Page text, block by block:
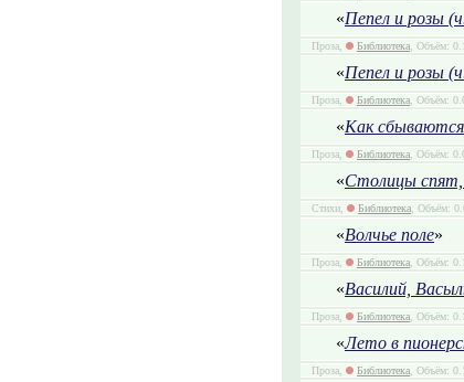
«Пепел и розы
Проза, Библиотека, Объём:
«Пепел и розы
Проза, Библиотека, Объём:
«Как
Проза, Библиотека, Объём:
«Столицы спят,
Стихи, Библиотека, Объём:
«Волчье поле»
Проза, Библиотека, Объём:
«Василий,
Проза, Библиотека, Объём:
«Лето в
Проза, Библиотека, Объём: